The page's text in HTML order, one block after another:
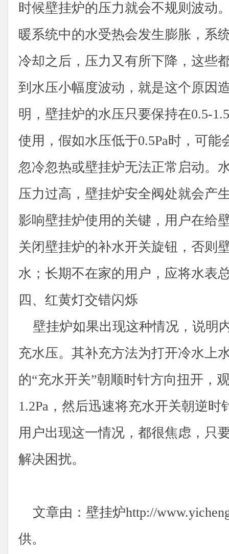
时候壁挂炉的压力就会不规则波动
暖系统中的水受热会发生膨胀，系
冷却之后，压力又有所下降，这些
到水压小幅度波动，就是这个原因
明，壁挂炉的水压只要保持在0.5-
使用，假如水压低于0.5Pa时，可能
忽冷忽热或壁挂炉无法正常启动。
压力过高，壁挂炉安全阀处就会产
影响壁挂炉使用的关键，用户在给
关闭壁挂炉的补水开关旋钮，否则
水；长期不在家的用户，应将水表
四、红黄灯交错闪烁
壁挂炉如果出现这种情况，说明
充水压。其补充方法为打开冷水上
的“充水开关”朝顺时针方向扭开，
1.2Pa，然后迅速将充水开关朝逆
用户出现这一情况，都很焦虑，只
解决困扰。
文章由：壁挂炉http://
供。